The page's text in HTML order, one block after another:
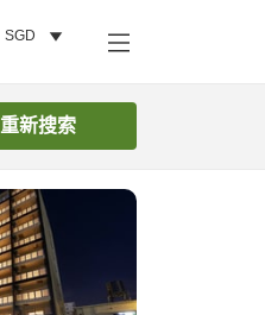
SGD
重新搜索
搜索客房